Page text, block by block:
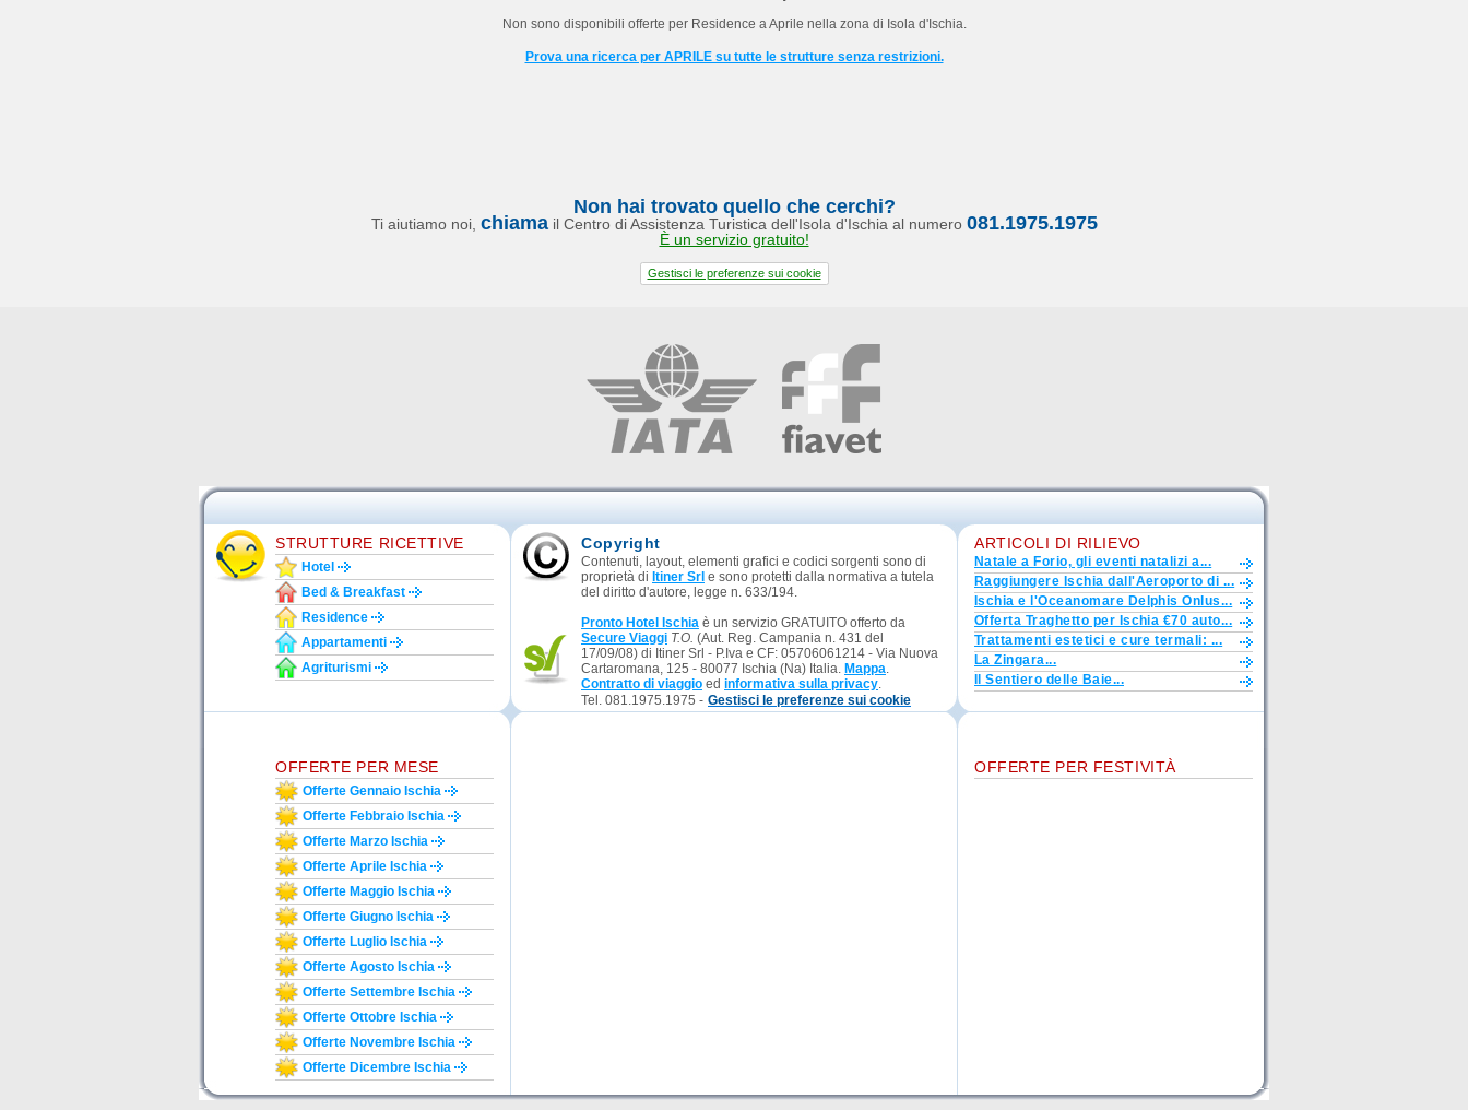
Non sono disponibili offerte per Residence aAprile nella zona di Isola d'Ischia.
Prova una ricerca per APRILE su tutte le strutture senza restrizioni.
Non hai trovato quello che cerchi?
Ti aiutiamo noi, chiamail Centro di Assistenza Turistica dell'Isola d'Ischia al numero 081.1975.1975
È un servizio gratuito!
Gestisci le preferenze sui cookie
STRUTTURE RICETTIVE
Hotel
Bed & Breakfast
Residence
Appartamenti
Agriturismi
Copyright
Contenuti, layout, elementi grafici e codici sorgenti sono di
proprietà di Itiner Srl e sono protetti dalla normativa a tutela
del diritto d'autore, legge n. 633/194.
Pronto Hotel Ischia è un servizio GRATUITO offerto da
Secure Viaggi T.O. (Aut. Reg. Campania n. 431 del
17/09/08) di Itiner Srl - P.Iva e CF: 05706061214 - Via Nuova
Cartaromana, 125 - 80077 Ischia (Na) Italia. Mappa.
Contratto di viaggio ed informativa sulla privacy.
Tel. 081.1975.1975 - Gestisci le preferenze sui cookie
ARTICOLI DI RILIEVO
Natale a Forio, gli eventi natalizi a...
Raggiungere Ischia dall'Aeroporto di ...
Ischia e l'Oceanomare Delphis Onlus...
Offerta Traghetto per Ischia €70 auto...
Trattamenti estetici e cure termali: ...
La Zingara...
Il Sentiero delle Baie...
OFFERTE PER MESE
Offerte Gennaio Ischia
Offerte Febbraio Ischia
Offerte Marzo Ischia
Offerte Aprile Ischia
Offerte Maggio Ischia
Offerte Giugno Ischia
Offerte Luglio Ischia
Offerte Agosto Ischia
Offerte Settembre Ischia
Offerte Ottobre Ischia
Offerte Novembre Ischia
Offerte Dicembre Ischia
OFFERTE PER FESTIVITÀ